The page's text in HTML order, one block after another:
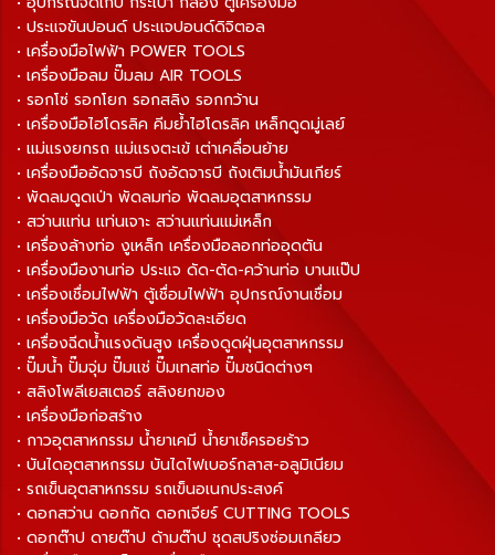
• ประแจขันปอนด์ ประแจปอนด์ดิจิตอล
• เครื่องมือไฟฟ้า POWER TOOLS
• เครื่องมือลม ปั๊มลม AIR TOOLS
• รอกโซ่ รอกโยก รอกสลิง รอกกว้าน
• เครื่องมือไฮโดรลิค คีมย้ำไฮโดรลิค เหล็กดูดมู่เลย์
• แม่แรงยกรถ แม่แรงตะเข้ เต่าเคลื่อนย้าย
• เครื่องมืออัดจารบี ถังอัดจารบี ถังเติมน้ำมันเกียร์
• พัดลมดูดเป่า พัดลมท่อ พัดลมอุตสาหกรรม
• สว่านแท่น แท่นเจาะ สว่านแท่นแม่เหล็ก
• เครื่องล้างท่อ งูเหล็ก เครื่องมือลอกท่ออุดตัน
• เครื่องมืองานท่อ ประแจ ดัด-ตัด-คว้านท่อ บานแป๊ป
• เครื่องเชื่อมไฟฟ้า ตู้เชื่อมไฟฟ้า อุปกรณ์งานเชื่อม
• เครื่องมือวัด เครื่องมือวัดละเอียด
• เครื่องฉีดน้ำแรงดันสูง เครื่องดูดฝุ่นอุตสาหกรรม
• ปั๊มน้ำ ปั๊มจุ่ม ปั๊มแช่ ปั๊มเทสท่อ ปั๊มชนิดต่างๆ
• สลิงโพลีเยสเตอร์ สลิงยกของ
• เครื่องมือก่อสร้าง
• กาวอุตสาหกรรม น้ำยาเคมี น้ำยาเช็ครอยร้าว
• บันไดอุตสาหกรรม บันไดไฟเบอร์กลาส-อลูมิเนียม
• รถเข็นอุตสาหกรรม รถเข็นอเนกประสงค์
• ดอกสว่าน ดอกกัด ดอกเจียร์ CUTTING TOOLS
• ดอกต๊าป ดายต๊าป ด้ามต๊าป ชุดสปริงซ่อมเกลียว